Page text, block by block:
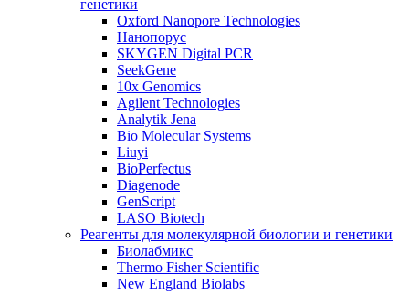
генетики
Oxford Nanopore Technologies
Нанопорус
SKYGEN Digital PCR
SeekGene
10x Genomics
Agilent Technologies
Analytik Jena
Bio Molecular Systems
Liuyi
BioPerfectus
Diagenode
GenScript
LASO Biotech
Реагенты для молекулярной биологии и генетики
Биолабмикс
Thermo Fisher Scientific
New England Biolabs